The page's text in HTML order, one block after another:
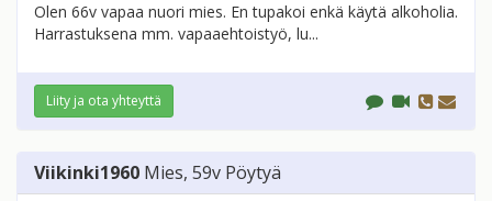
Olen 66v vapaa nuori mies. En tupakoi enkä käytä alkoholia.
Harrastuksena mm. vapaaehtoistyö, lu...
Liity ja ota yhteyttä
Viikinki1960 Mies, 59v Pöytyä